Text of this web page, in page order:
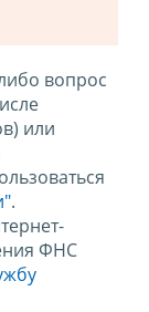
вопрос
или
.
ФНС